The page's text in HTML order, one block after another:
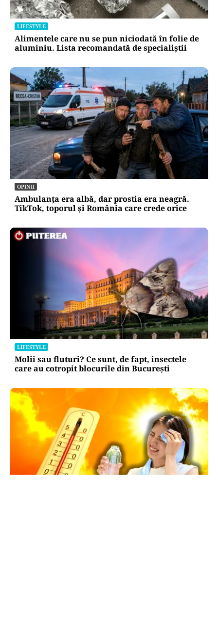
LIFESTYLE
Alimentele care nu se pun niciodată în folie de
aluminiu. Lista recomandată de specialiștii
OPINII
Ambulanța era albă, dar prostia era neagră.
TikTok, toporul și România care crede orice
LIFESTYLE
Molii sau fluturi? Ce sunt, de fapt, insectele
care au cotropit blocurile din București